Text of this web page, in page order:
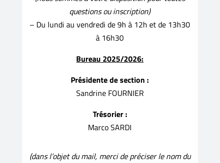
questions ou inscription)
– Du lundi au vendredi de 9h à 12h et de 13h30
à 16h30
Bureau 2025/2026:
Présidente de section :
Sandrine FOURNIER
Trésorier :
Marco SARDI
(dans l’objet du mail, merci de préciser le nom du